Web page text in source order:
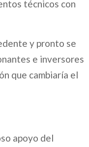
técnicos con
y pronto se
e inversores
que cambiaría el
apoyo del